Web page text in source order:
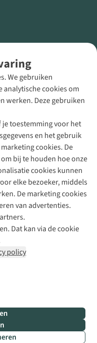
We gebruiken
cookies om
werken. Deze gebruiken
je toestemming voor het
en het gebruik
cookies. De
bij te houden hoe onze
cookies kunnen
elke bezoeker, middels
De marketing cookies
van advertenties.
Dat kan via de cookie
policy
Bever
B.V.